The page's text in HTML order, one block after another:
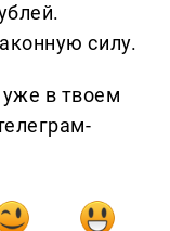
силу.
в твоем